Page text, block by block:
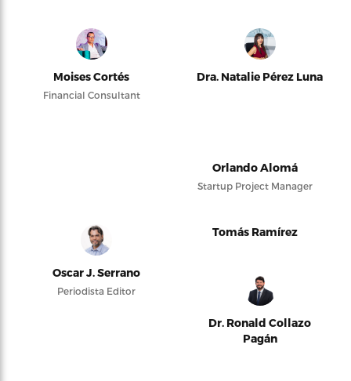
Moises Cortés
Financial Consultant
Dra. Natalie Pérez Luna
Orlando Alomá
Startup Project Manager
Oscar J. Serrano
Periodista Editor
Tomás Ramírez
Dr. Ronald Collazo
Pagán